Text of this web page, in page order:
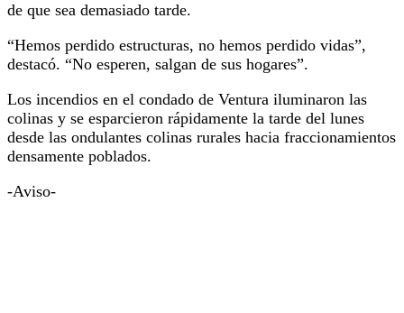
de que sea demasiado tarde.
“Hemos perdido estructuras, no hemos perdido vidas”,
destacó. “No esperen, salgan de sus hogares”.
Los incendios en el condado de Ventura iluminaron las
colinas y se esparcieron rápidamente la tarde del lunes
desde las ondulantes colinas rurales hacia fraccionamientos
densamente poblados.
-Aviso-